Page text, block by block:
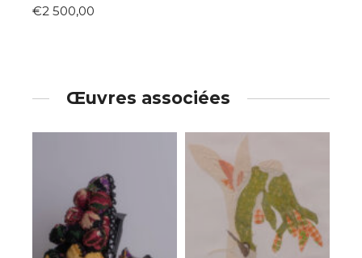
€2 500,00
Œuvres associées